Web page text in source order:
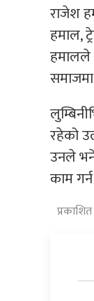
राजेश
हमाल,
हमालले
रहेको
उनले
काम